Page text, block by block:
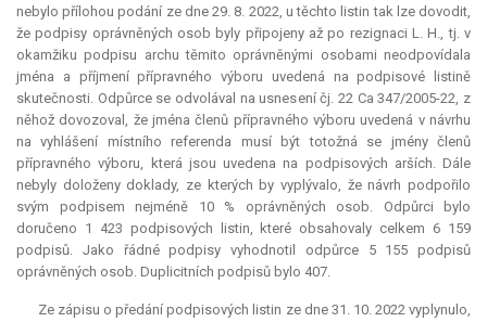
nebylo přílohou podání ze dne 29. 8. 2022, u těchto listin tak lze dovodit,
že podpisy oprávněných osob byly připojeny až po rezignaci L. H., tj. v
okamžiku podpisu archu těmito oprávněnými osobami neodpovídala
jména a příjmení přípravného výboru uvedená na podpisové listině
skutečnosti. Odpůrce se odvolával na usnesení čj. 22 Ca 347/2005-22, z
něhož dovozoval, že jména členů přípravného výboru uvedená v návrhu
na vyhlášení místního referenda musí být totožná se jmény členů
přípravného výboru, která jsou uvedena na podpisových arších. Dále
nebyly doloženy doklady, ze kterých by vyplývalo, že návrh podpořilo
svým podpisem nejméně 10 % oprávněných osob. Odpůrci bylo
doručeno 1 423 podpisových listin, které obsahovaly celkem 6 159
podpisů. Jako řádné podpisy vyhodnotil odpůrce 5 155 podpisů
oprávněných osob. Duplicitních podpisů bylo 407.
Ze zápisu o předání podpisových listin ze dne 31. 10. 2022 vyplynulo,